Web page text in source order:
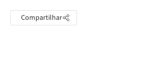
Compartilhar